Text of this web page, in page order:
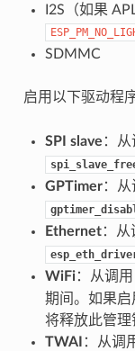
I2S（如果
SDMMC
启用以下驱动程
SPI slave ：从
GPTimer：从
Ethernet：从
WiFi：从调用
期间。如果
将释放此管理
TWAI ：从调